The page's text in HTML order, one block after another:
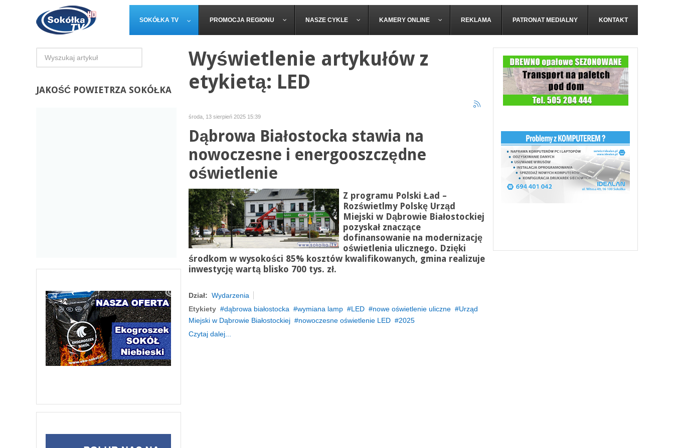
SOKÓŁKA TV PROMOCJA REGIONU NASZE CYKLE KAMERY ONLINE REKLAMA PATRONAT MEDIALNY KONTAKT
Wyświetlenie artykułów z
etykietą: LED
środa, 13 sierpień 2025 15:39
Dąbrowa Białostocka stawia na
nowoczesne i energooszczędne
oświetlenie
Z programu Polski Ład –
Rozświetlmy Polskę Urząd
Miejski w Dąbrowie Białostockiej
pozyskał znaczące
dofinansowanie na modernizację
oświetlenia ulicznego. Dzięki
środkom w wysokości 85% kosztów kwalifikowanych, gmina realizuje
inwestycję wartą blisko 700 tys. zł.
Dział: Wydarzenia
Etykiety
dąbrowa białostocka wymiana lamp LED nowe oświetlenie uliczne
Urząd
Miejski w Dąbrowie Białostockiej
nowoczesne oświetlenie LED
2025
Czytaj dalej...
JAKOŚĆ POWIETRZA SOKÓŁKA